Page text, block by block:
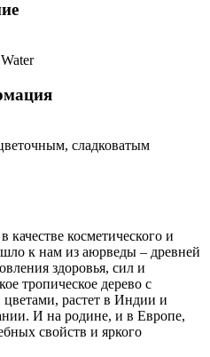
сладковатым
качестве косметического и
к нам из аюрведы – древней
здоровья, сил и
тропическое дерево с
растет в Индии и
И на родине, и в Европе,
свойств и яркого